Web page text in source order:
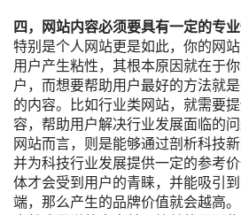
四，网站内容必须要具有一定的专
特别是个人网站更是如此，你的网
用户产生粘性，其根本原因就在于
户，而想要帮助用户最好的方法就
的内容。比如行业类网站，就需要
容，帮助用户解决行业发展面临的
网站而言，则是能够通过剖析科技
并为科技行业发展提供一定的参考
体才会受到用户的青睐，并能吸引
端，那么产生的品牌价值就会越高。